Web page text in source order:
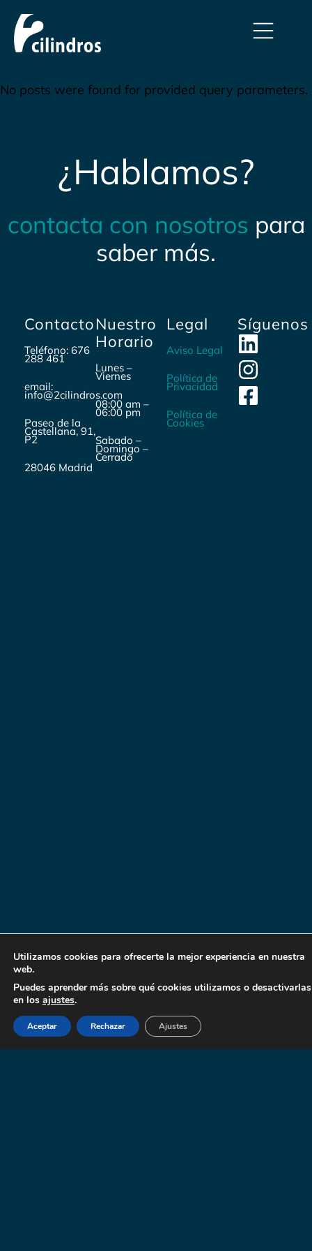
No posts were found for provided query parameters.
¿Hablamos?
contacta con nosotros para
saber más.
Contacto
Teléfono: 676
288 461
email:
info@2cilindros.com
Paseo de la
Castellana, 91,
P2
28046 Madrid
Nuestro
Horario
Lunes –
Viernes
08:00 am –
06:00 pm
Sabado –
Domingo –
Cerrado
Legal
Aviso Legal
Política de
Privacidad
Política de
Cookies
Síguenos
Utilizamos cookies para ofrecerte la mejor experiencia en nuestra
web.
Puedes aprender más sobre qué cookies utilizamos o desactivarlas
en los ajustes.
Aceptar Rechazar Ajustes